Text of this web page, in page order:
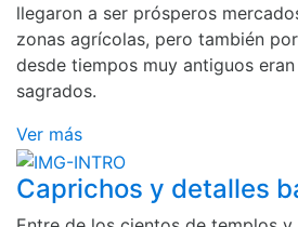
llegaron a ser prósperos
zonas agrícolas, pero también
desde tiempos muy antiguos
sagrados.
Ver más
Caprichos y detalles